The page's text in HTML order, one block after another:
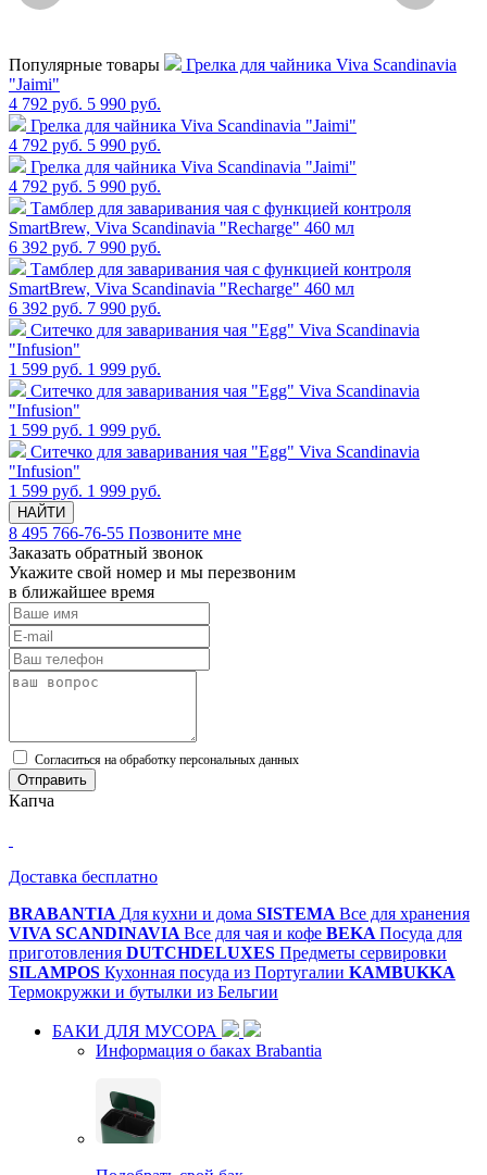
Популярные товары
Грелка для чайника Viva Scandinavia
"Jaimi"
4 792 руб. 5 990 руб.
Грелка для чайника Viva Scandinavia "Jaimi"
4 792 руб. 5 990 руб.
Грелка для чайника Viva Scandinavia "Jaimi"
4 792 руб. 5 990 руб.
Тамблер для заваривания чая с функцией контроля
SmartBrew, Viva Scandinavia "Recharge" 460 мл
6 392 руб. 7 990 руб.
Тамблер для заваривания чая с функцией контроля
SmartBrew, Viva Scandinavia "Recharge" 460 мл
6 392 руб. 7 990 руб.
Cитечко для заваривания чая "Egg" Viva Scandinavia
"Infusion"
1 599 руб. 1 999 руб.
Cитечко для заваривания чая "Egg" Viva Scandinavia
"Infusion"
1 599 руб. 1 999 руб.
Cитечко для заваривания чая "Egg" Viva Scandinavia
"Infusion"
1 599 руб. 1 999 руб.
НАЙТИ
8 495 766-76-55 Позвоните мне
Заказать обратный звонок
Укажите свой номер и мы перезвоним
в ближайшее время
Cогласиться на обработку персональных данных
Отправить
Капча
Доставка бесплатно
BRABANTIA Для кухни и дома SISTEMA Все для хранения
VIVA SCANDINAVIA Все для чая и кофе BEKA Посуда для
приготовления DUTCHDELUXES Предметы сервировки
SILAMPOS Кухонная посуда из Португалии KAMBUKKA
Термокружки и бутылки из Бельгии
БАКИ ДЛЯ МУСОРА
Информация о баках Brabantia